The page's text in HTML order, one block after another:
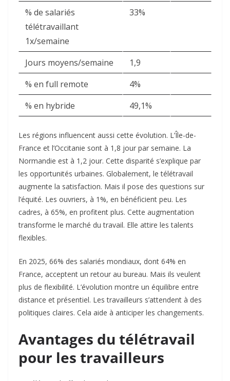
% de salariés
télétravaillant
1x/semaine
33%
Jours moyens/semaine
1,9
% en full remote
4%
% en hybride
49,1%
Les régions influencent aussi cette évolution. L’Île-de-
France et l’Occitanie sont à 1,8 jour par semaine. La
Normandie est à 1,2 jour. Cette disparité s’explique par
les opportunités urbaines. Globalement, le télétravail
augmente la satisfaction. Mais il pose des questions sur
l’équité. Les ouvriers, à 1%, en bénéficient peu. Les
cadres, à 65%, en profitent plus. Cette augmentation
transforme le marché du travail. Elle attire les talents
flexibles.​
En 2025, 66% des salariés mondiaux, dont 64% en
France, acceptent un retour au bureau. Mais ils veulent
plus de flexibilité. L’évolution montre un équilibre entre
distance et présentiel. Les travailleurs s’attendent à des
politiques claires. Cela aide à anticiper les changements.​
Avantages du télétravail
pour les travailleurs